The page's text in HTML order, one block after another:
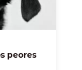
peores